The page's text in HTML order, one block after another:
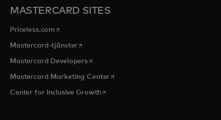
MASTERCARD SITES
Priceless.com opens in a new tab
Mastercard-tjänsteropens in a new tab
Mastercard Developersopens in a new tab
Mastercard Marketing Centeropens in a new tab
Center for Inclusive Growthopens in a new tab